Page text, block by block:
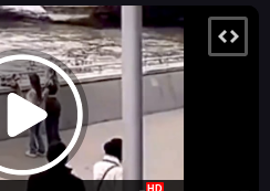
krádež zloděj